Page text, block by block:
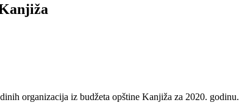
organizacija iz budžeta opštine Kanjiža za 2020. godinu.